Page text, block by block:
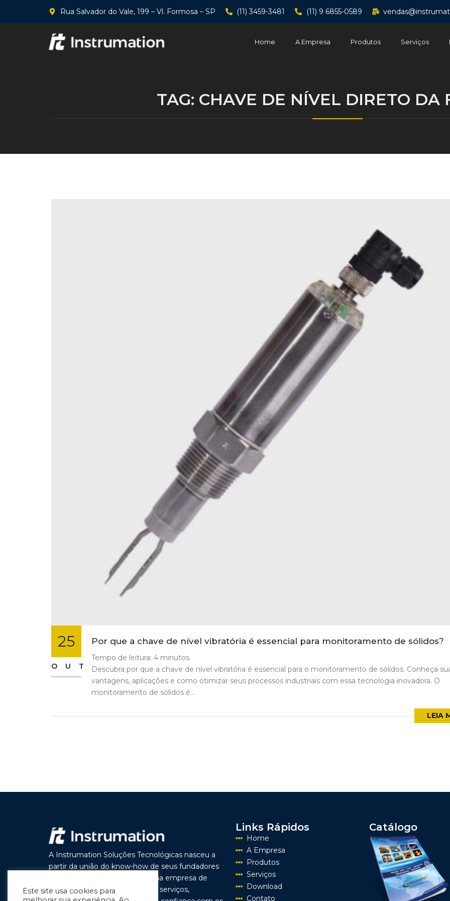
Rua Salvador do Vale, 199 – Vl. Formosa – SP (11) 3459-3481 (11) 9 6855-0589
Home A Empresa Produtos Serviços
TAG: CHAVE DE NÍVEL DIRETO DA
25
OUT
Por que a chave de nível vibratória é essencial para monitoramento de sólidos?
Tempo de leitura: 4 minutos
Descubra por que a chave de nível vibratória é essencial para o monitoramento de sólidos. Conheça
vantagens, aplicações e como otimizar seus processos industriais com essa tecnologia inovadora. O
monitoramento de sólidos é...
LEIA
A Instrumation Soluções Tecnológicas nasceu a
partir da união do know-how de seus fundadores
com o objetivo de construir uma empresa de
vanguarda por seus produtos e serviços,
Links Rápidos
Home
A Empresa
Produtos
Serviços
Download
Contato
Catálogo
Este site usa cookies para